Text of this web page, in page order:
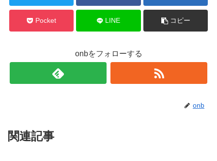
Pocket LINE コピー
onbをフォローする
onb
関連記事